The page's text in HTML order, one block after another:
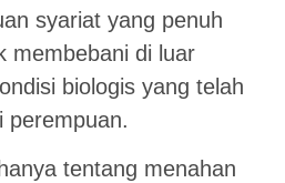
syariat yang penuh
membebani di luar
biologis yang telah
perempuan.
tentang menahan